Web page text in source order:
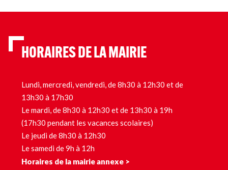
HORAIRES DE LA MAIRIE
Lundi, mercredi, vendredi, de 8h30 à 12h30 et de
13h30 à 17h30
Le mardi, de 8h30 à 12h30 et de 13h30 à 19h
(17h30 pendant les vacances scolaires)
Le jeudi de 8h30 à 12h30
Le samedi de 9h à 12h
Horaires de la mairie annexe >